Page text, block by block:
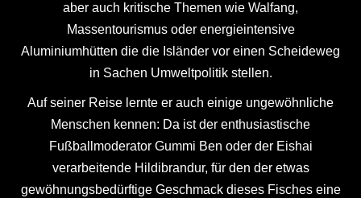
aber auch kritische Themen wie Walfang,
Massentourismus oder energieintensive
Aluminiumhütten die die Isländer vor einen Scheideweg
in Sachen Umweltpolitik stellen.
Auf seiner Reise lernte er auch einige ungewöhnliche
Menschen kennen: Da ist der enthusiastische
Fußballmoderator Gummi Ben oder der Eishai
verarbeitende Hildibrandur, für den der etwas
gewöhnungsbedürftige Geschmack dieses Fisches eine